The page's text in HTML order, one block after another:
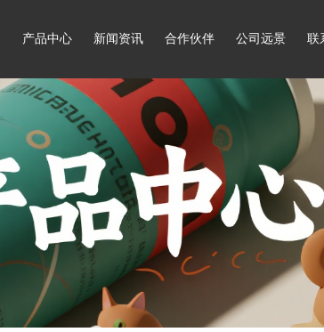
产品中心 新闻资讯 合作伙伴 公司远景 联